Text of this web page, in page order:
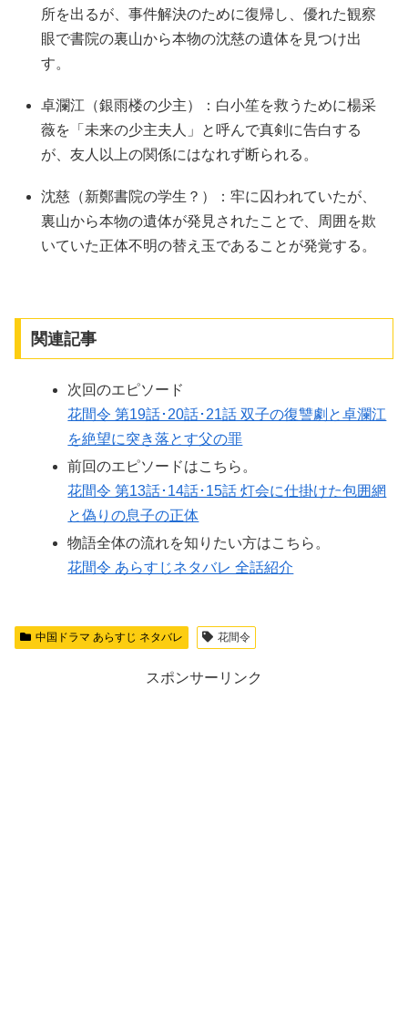
所を出るが、事件解決のために復帰し、優れた観察
眼で書院の裏山から本物の沈慈の遺体を見つけ出
す。
卓瀾江（銀雨楼の少主）：白小笙を救うために楊采
薇を「未来の少主夫人」と呼んで真剣に告白する
が、友人以上の関係にはなれず断られる。
沈慈（新鄭書院の学生？）：牢に囚われていたが、
裏山から本物の遺体が発見されたことで、周囲を欺
いていた正体不明の替え玉であることが発覚する。
関連記事
次回のエピソード
花間令 第19話･20話･21話 双子の復讐劇と卓瀾江
を絶望に突き落とす父の罪
前回のエピソードはこちら。
花間令 第13話･14話･15話 灯会に仕掛けた包囲網
と偽りの息子の正体
物語全体の流れを知りたい方はこちら。
花間令 あらすじネタバレ 全話紹介
中国ドラマ あらすじ ネタバレ 花間令
スポンサーリンク